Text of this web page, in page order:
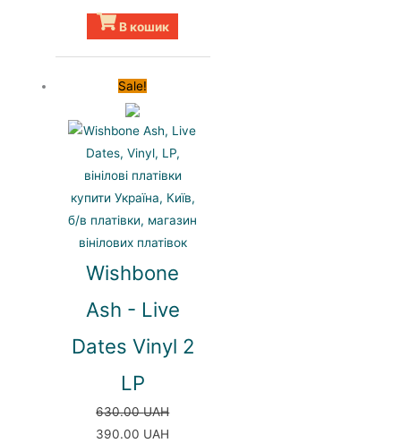
В кошик
Sale!
Wishbone
Ash - Live
Dates Vinyl 2
LP
630.00UAH
Оригінальна
390.00 UAH